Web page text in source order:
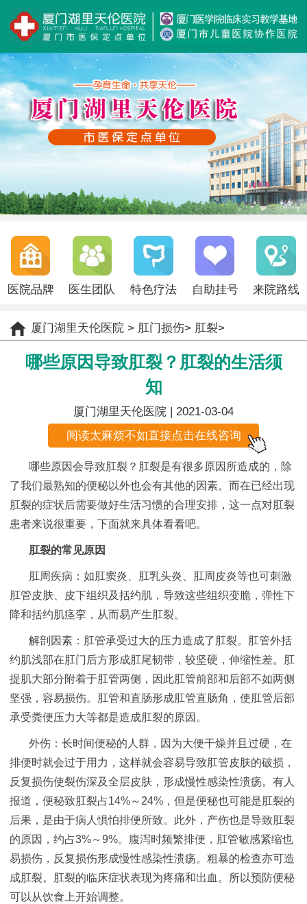
医院品牌 医生团队 特色疗法 自助挂号 来院路线
厦门湖里天伦医院> 肛门损伤> 肛裂>
哪些原因导致肛裂？肛裂的生活须
知
厦门湖里天伦医院 | 2021-03-04
阅读太麻烦不如直接点击在线咨询
哪些原因会导致肛裂？肛裂是有很多原因所造成的，除
了我们最熟知的便秘以外也会有其他的因素。而在已经出现
肛裂的症状后需要做好生活习惯的合理安排，这一点对肛裂
患者来说很重要，下面就来具体看看吧。
肛裂的常见原因
肛周疾病：如肛窦炎、肛乳头炎、肛周皮炎等也可刺激
肛管皮肤、皮下组织及括约肌，导致这些组织变脆，弹性下
降和括约肌痉挛，从而易产生肛裂。
解剖因素：肛管承受过大的压力造成了肛裂。肛管外括
约肌浅部在肛门后方形成肛尾韧带，较坚硬，伸缩性差。肛
提肌大部分附着于肛管两侧，因此肛管前部和后部不如两侧
坚强，容易损伤。肛管和直肠形成肛管直肠角，使肛管后部
承受粪便压力大等都是造成肛裂的原因。
外伤：长时间便秘的人群，因为大便干燥并且过硬，在
排便时就会过于用力，这样就会容易导致肛管皮肤的破损，
反复损伤使裂伤深及全层皮肤，形成慢性感染性溃疡。有人
报道，便秘致肛裂占14%～24%，但是便秘也可能是肛裂的
后果，是由于病人惧怕排便所致。此外，产伤也是导致肛裂
的原因，约占3%～9%。腹泻时频繁排便，肛管敏感紧缩也
易损伤，反复损伤形成慢性感染性溃疡。粗暴的检查亦可造
成肛裂。肛裂的临床症状表现为疼痛和出血。所以预防便秘
可以从饮食上开始调整。